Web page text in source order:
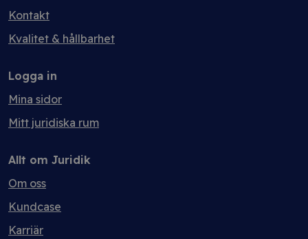
Kontakt
Kvalitet & hållbarhet
Logga in
Mina sidor
Mitt juridiska rum
Allt om Juridik
Om oss
Kundcase
Karriär